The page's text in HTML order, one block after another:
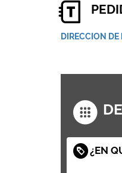
DIRECCION
¿EN